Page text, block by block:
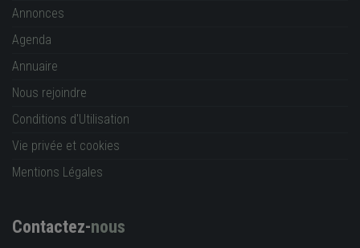
Annonces
Agenda
Annuaire
Nous rejoindre
Conditions d'Utilisation
Vie privée et cookies
Mentions Légales
Contactez-nous